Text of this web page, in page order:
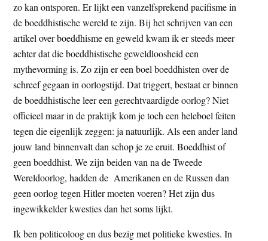
zo kan ontsporen. Er lijkt een vanzelfsprekend pacifisme in
de boeddhistische wereld te zijn. Bij het schrijven van een
artikel over boeddhisme en geweld kwam ik er steeds meer
achter dat die boeddhistische geweldloosheid een
mythevorming is. Zo zijn er een boel boeddhisten over de
schreef gegaan in oorlogstijd. Dat triggert, bestaat er binnen
de boeddhistische leer een gerechtvaardigde oorlog? Niet
officieel maar in de praktijk kom je toch een heleboel feiten
tegen die eigenlijk zeggen: ja natuurlijk. Als een ander land
jouw land binnenvalt dan schop je ze eruit. Boeddhist of
geen boeddhist. We zijn beiden van na de Tweede
Wereldoorlog, hadden de Amerikanen en de Russen dan
geen oorlog tegen Hitler moeten voeren? Het zijn dus
ingewikkelder kwesties dan het soms lijkt.
Ik ben politicoloog en dus bezig met politieke kwesties. In